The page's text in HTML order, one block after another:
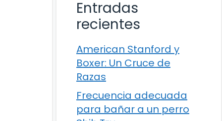
Entradas
recientes
American Stanford y
Boxer: Un Cruce de
Razas
Frecuencia adecuada
para bañar a un perro